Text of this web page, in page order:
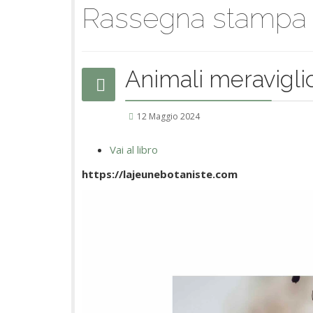
Rassegna stampa
Animali
12 Maggio 2024
Vai al libro
https://lajeunebotaniste.com